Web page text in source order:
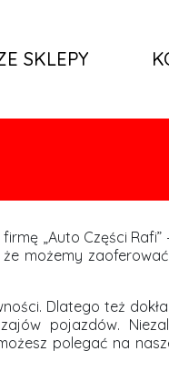
SKLEPY
„Auto Części
możemy
Dlatego też
pojazdów.
polegać na